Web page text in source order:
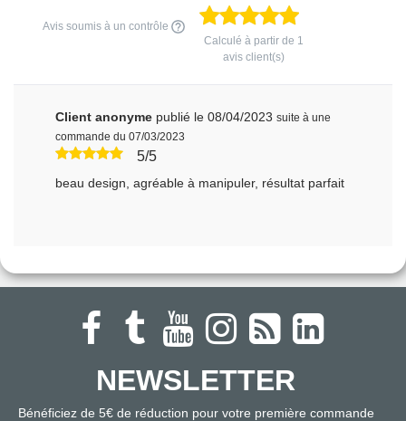
Avis soumis à un contrôle
Calculé à partir de 1
avis client(s)
Client anonyme publié le 08/04/2023 suite à une
commande du 07/03/2023
5/5
beau design, agréable à manipuler, résultat parfait
NEWSLETTER
Bénéficiez de 5€ de réduction pour votre première commande